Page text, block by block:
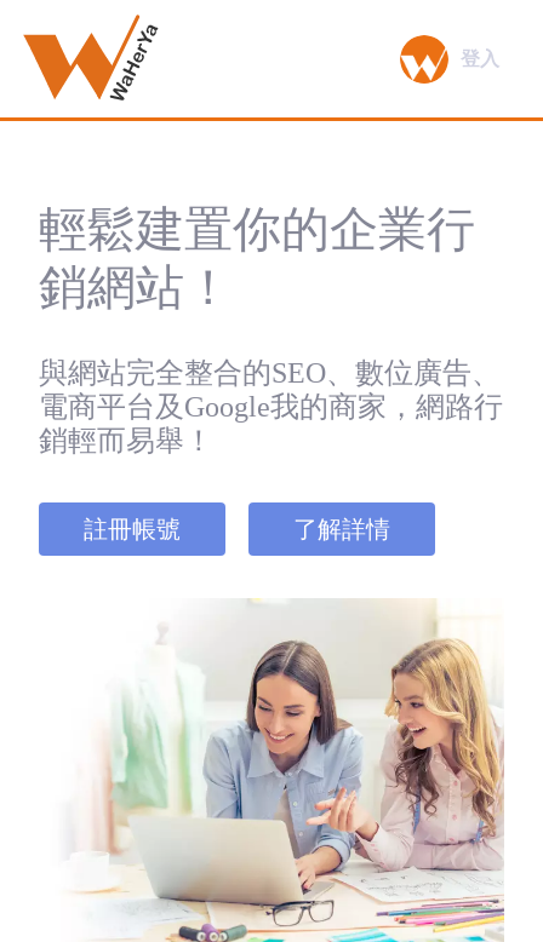
登入
輕鬆建置你的企業行
銷網站！
與網站完全整合的SEO、數位廣告、
電商平台及Google我的商家，網路行
銷輕而易舉！
註冊帳號 了解詳情